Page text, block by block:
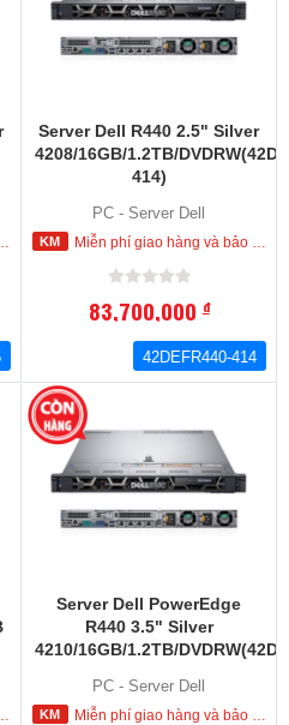
Server Dell R440 2.5" Silver
4208/16GB/1.2TB/
414)
PC - Server Dell
Miễn phí giao hàng và bảo hành tận nơi trong nội thành HCM
83,700,000đ
42DEFR440-414
Server Dell PowerEdge
R440 3.5" Silver
4210/16GB/1.2TB/
PC - Server Dell
Miễn phí giao hàng và bảo hành tận nơi trong nội thành HCM